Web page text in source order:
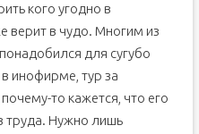
кого угодно в
верит в чудо. Многим из
для сугубо
инофирме, тур за
то кажется, что его
труда. Нужно лишь